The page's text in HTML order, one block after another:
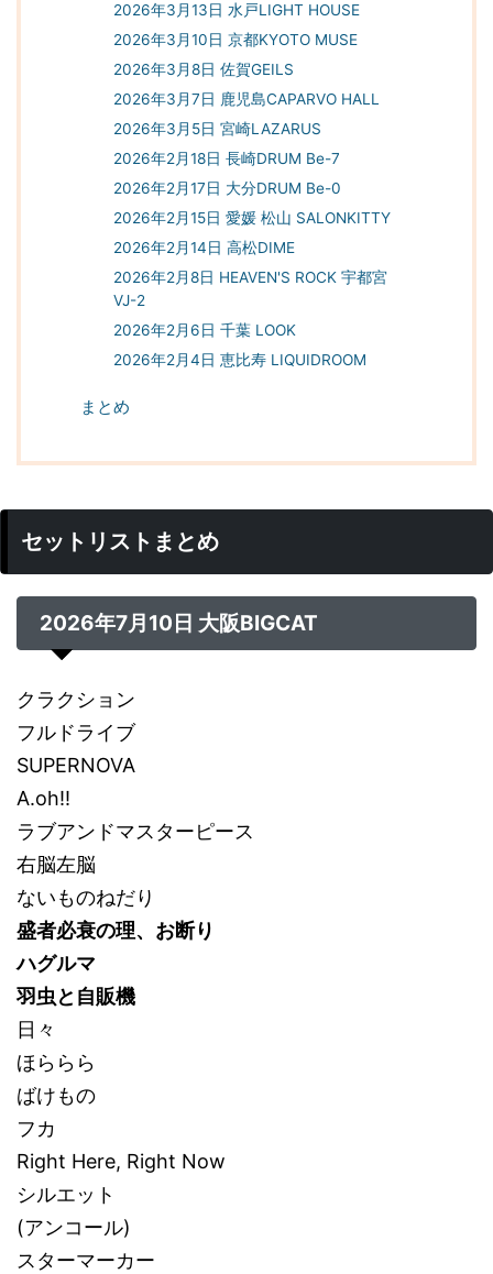
2026年3月13日 水戸LIGHT HOUSE
2026年3月10日 京都KYOTO MUSE
2026年3月8日 佐賀GEILS
2026年3月7日 鹿児島CAPARVO HALL
2026年3月5日 宮崎LAZARUS
2026年2月18日 長崎DRUM Be-7
2026年2月17日 大分DRUM Be-0
2026年2月15日 愛媛 松山 SALONKITTY
2026年2月14日 高松DIME
2026年2月8日 HEAVEN'S ROCK 宇都宮
VJ-2
2026年2月6日 千葉 LOOK
2026年2月4日 恵比寿 LIQUIDROOM
まとめ
セットリストまとめ
2026年7月10日 大阪BIGCAT
クラクション
フルドライブ
SUPERNOVA
A.oh!!
ラブアンドマスターピース
右脳左脳
ないものねだり
盛者必衰の理、お断り
ハグルマ
羽虫と自販機
日々
ほららら
ばけもの
フカ
Right Here, Right Now
シルエット
(アンコール)
スターマーカー